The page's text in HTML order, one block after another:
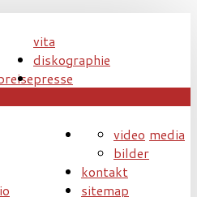
vita
diskographie
presse
media
video
bilder
kontakt
sitemap